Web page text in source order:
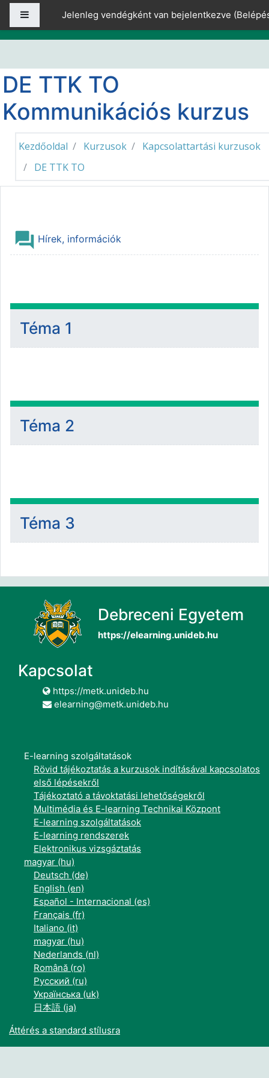
Tovább a fő tartalomhoz
OldalpanelJelenleg vendégként van bejelentkezve (
DE TTK TO
Kommunikációs kurzus
Kezdőoldal Kurzusok
Kapcsolattartási kurzusok
DE TTK TO
Általános
Hírek, információk
Fórum
Téma 1
Téma 2
Téma 3
Debreceni Egyetem
https://elearning.unideb.hu
Kapcsolat
https://metk.unideb.hu
elearning@metk.unideb.hu
E-learning szolgáltatások
Rövid tájékoztatás a kurzusok indításával kapcsolatos
első lépésekről
Tájékoztató a távoktatási lehetőségekről
Multimédia és E-learning Technikai Központ
E-learning szolgáltatások
E-learning rendszerek
Elektronikus vizsgáztatás
magyar ‎(hu)‎
Deutsch ‎(de)‎
English ‎(en)‎
Español - Internacional ‎(es)‎
Français ‎(fr)‎
Italiano ‎(it)‎
magyar ‎(hu)‎
Nederlands ‎(nl)‎
Română ‎(ro)‎
Русский ‎(ru)‎
Українська ‎(uk)‎
日本語 ‎(ja)‎
Áttérés a standard stílusra